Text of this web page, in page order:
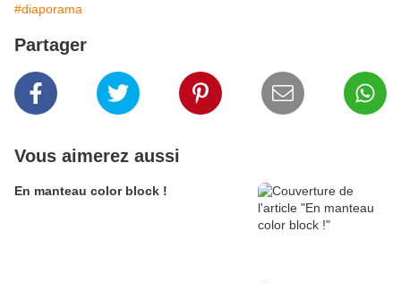
#diaporama
Partager
Vous aimerez aussi
En manteau color block !